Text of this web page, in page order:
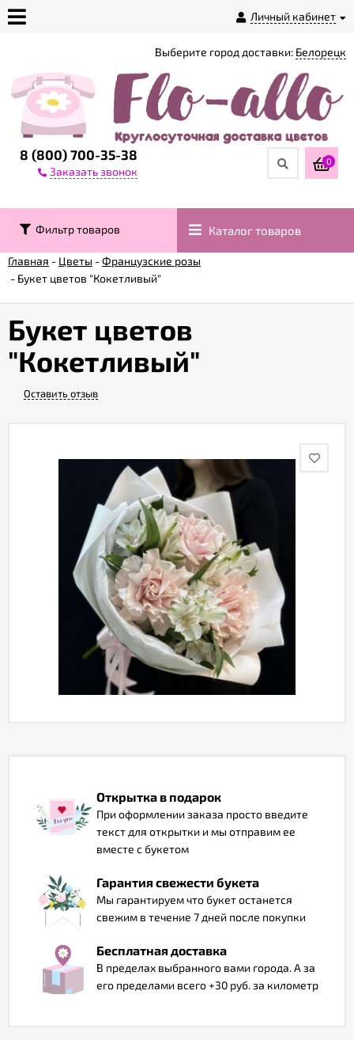
Личный кабинет
магазине
Доставка
Контакты
Возврат
Гарантии
Акции
оформить
конфиденциальности
8 (800) 700-35-38
Заказать звонок
Выберите город доставки: Белорецк
0
Фильтр товаров Каталог товаров
Главная - Цветы -Французские розы
- Букет цветов "Кокетливый"
Букет цветов
"Кокетливый"
Оставить отзыв
Открытка в подарок
При оформлении заказа просто введите
текст для открытки и мы отправим ее
вместе с букетом
Гарантия свежести букета
Мы гарантируем что букет останется
свежим в течение 7 дней после покупки
Бесплатная доставка
В пределах выбранного вами города. А за
его пределами всего +30 руб. за километр